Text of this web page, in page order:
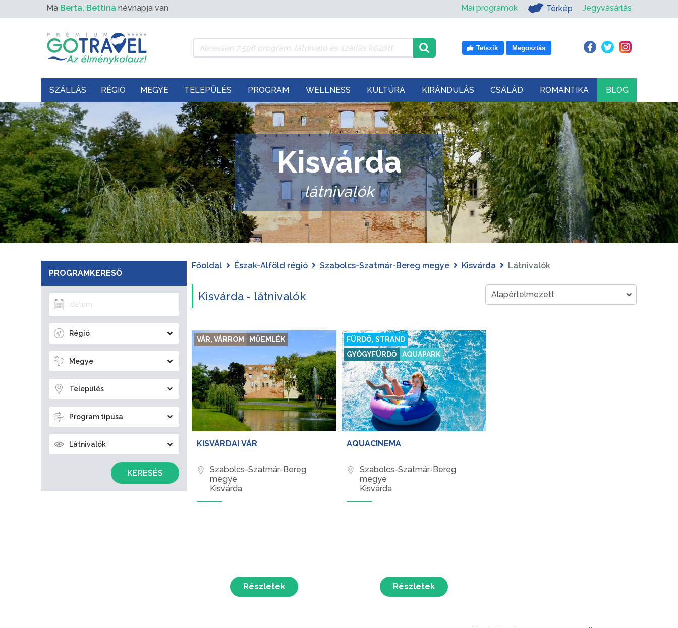
Ma Berta, Bettina névnapja van Mai programok Térkép Jegyvásárlás
Tetszik Megosztás
SZÁLLÁS RÉGIÓ MEGYE TELEPÜLÉS PROGRAM WELLNESS KULTÚRA KIRÁNDULÁS CSALÁD ROMANTIKA BLOG
Kisvárda
látnivalók
PROGRAMKERESŐ
Régió
Megye
Település
Program típusa
Látnivalók
KERESÉS
Főoldal Észak-Alföld régió Szabolcs-Szatmár-Bereg megye Kisvárda Látnivalók
Kisvárda - látnivalók
VÁR, VÁRROM MŰEMLÉK
KISVÁRDAI VÁR
Szabolcs-Szatmár-Bereg
megye
Kisvárda
Részletek
FÜRDŐ, STRAND
GYÓGYFÜRDŐ
AQUAPARK
AQUACINEMA
Szabolcs-Szatmár-Bereg
megye
Kisvárda
Részletek